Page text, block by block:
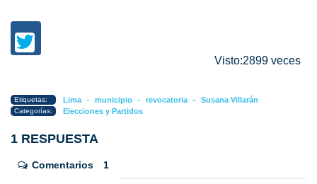
Visto:2899 veces
Etiquetas: Lima - municipio - revocatoria - Susana Villarán
Categorías: Elecciones y Partidos
1 RESPUESTA
Comentarios 1